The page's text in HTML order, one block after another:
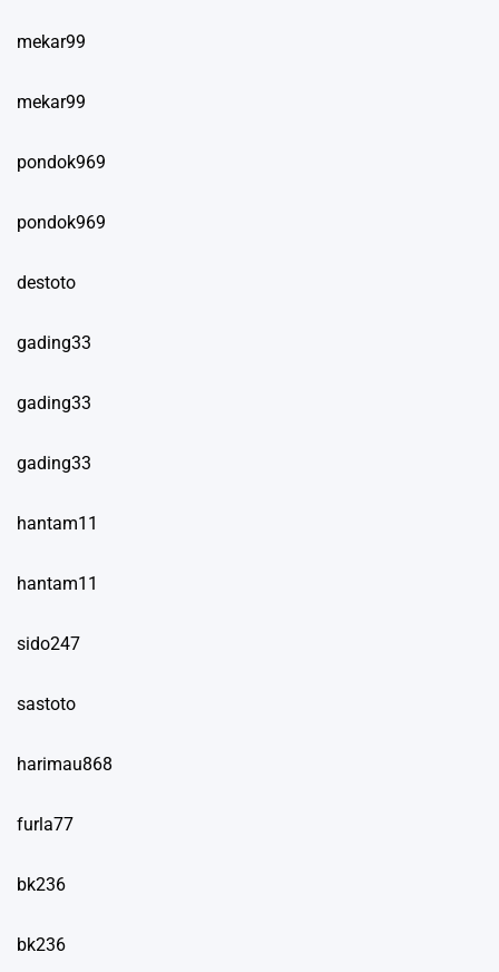
mekar99
mekar99
pondok969
pondok969
destoto
gading33
gading33
gading33
hantam11
hantam11
sido247
sastoto
harimau868
furla77
bk236
bk236